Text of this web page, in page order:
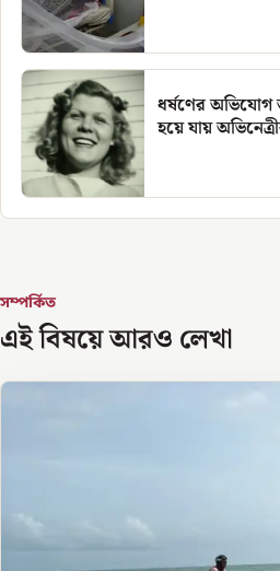
ধর্ষণের অভিযোগ
হয়ে যায়
সম্পর্কিত
এই বিষয়ে আরও লেখা